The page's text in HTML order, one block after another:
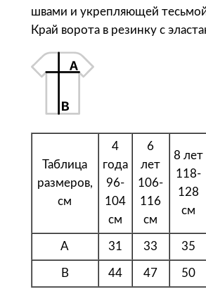
т
о
а
у
о
швами и укрепляющей
Край ворота в резинку с
Таблица
размеров,
см
4
года
96-
104
см
6
лет
106-
116
см
8 лет
118-
128
см
A 31 33 35
B 44 47 50